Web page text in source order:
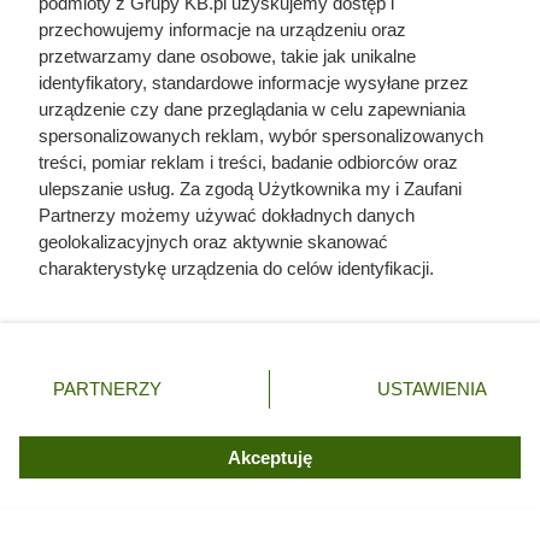
okrętu. Mroczny przypadek żołnierza z Polski
Ta wojna po raz pierwszy złamała potęgę
imperialnej Rosji. Mało kto o niej pamięta
Szyszki mają zaskakujące zastosowanie.
Ogrodnicy dobrze o tym wiedzą
6 tysięcy morderców z UPA ruszyło, by wyrżnąć
wieś. Polacy stworzyli w niej prawdziwą twierdzę
głową w dół. Mroczny i krwawy koniec uczniów
przechowujemy informacje na urządzeniu oraz
przetwarzamy dane osobowe, takie jak unikalne
identyfikatory, standardowe informacje wysyłane przez
urządzenie czy dane przeglądania w celu zapewniania
spersonalizowanych reklam, wybór spersonalizowanych
treści, pomiar reklam i treści, badanie odbiorców oraz
ulepszanie usług. Za zgodą Użytkownika my i Zaufani
Partnerzy możemy używać dokładnych danych
geolokalizacyjnych oraz aktywnie skanować
charakterystykę urządzenia do celów identyfikacji.
zmienić/wycofać klikając przycisk ustawień prywatności
znajdujący się w lewym dolnym rogu strony. Niektóre
użytkownika, ale masz prawo sprzeciwić się takiemu
przetwarzaniu. Preferencje będą miały zastosowania tylko
PARTNERZY USTAWIENIA
Akceptuję